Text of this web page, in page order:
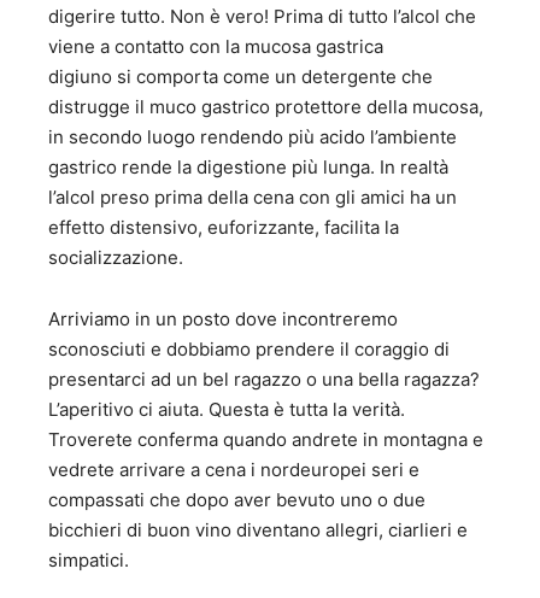
digerire tutto. Non è vero! Prima di tutto l’alcol che
viene a contatto con la mucosa gastrica
digiuno si comporta come un detergente che
distrugge il muco gastrico protettore della mucosa,
in secondo luogo rendendo più acido l’ambiente
gastrico rende la digestione più lunga. In realtà
l’alcol preso prima della cena con gli amici ha un
effetto distensivo, euforizzante, facilita la
socializzazione.
Arriviamo in un posto dove incontreremo
sconosciuti e dobbiamo prendere il coraggio di
presentarci ad un bel ragazzo o una bella ragazza?
L’aperitivo ci aiuta. Questa è tutta la verità.
Troverete conferma quando andrete in montagna e
vedrete arrivare a cena i nordeuropei seri e
compassati che dopo aver bevuto uno o due
bicchieri di buon vino diventano allegri, ciarlieri e
simpatici.